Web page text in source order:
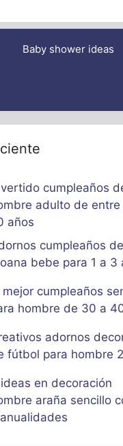
Baby shower ideas
cumpleaños
adulto de entre
años
cumpleaños de
bebe para 1 a 3
mejor cumpleaños
hombre de 30 a
adornos
fútbol para hombre
en decoración
araña sencillo